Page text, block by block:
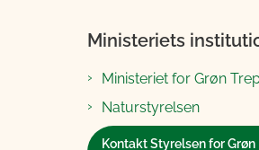
Ministeriets
Ministeriet for Grøn
Naturstyrelsen
Kontakt Styrelsen for Grøn